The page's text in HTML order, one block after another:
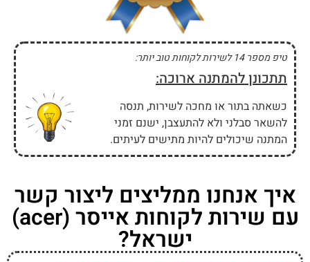
טיפ מספר 14 לשירות לקוחות טוב יותר:
תתכונן להמתנה ארוכה:
כשאתה בתור או מחכה לשירות, תנסה
להשאר סבלני ולא להתעצבן, ישנם זמני
המתנה שיכולים להיות מתישים לעיתים.
איך אנחנו ממליצים ליצור קשר
עם שירות לקוחות אייסר (acer)
ישראל?